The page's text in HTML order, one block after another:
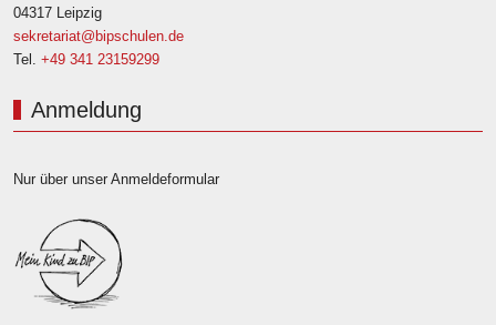
04317 Leipzig
sekretariat@bipschulen.de
Tel. +49 341 23159299
Anmeldung
Nur über unser Anmeldeformular